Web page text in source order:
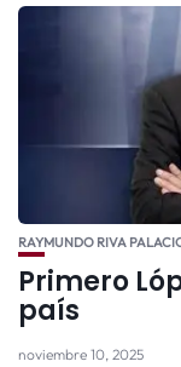
RAYMUNDO RIVA
Primero
país
noviembre 10, 2025